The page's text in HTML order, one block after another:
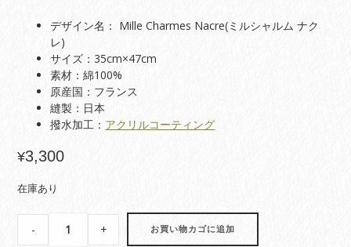
デザイン名： Mille Charmes Nacre(ミルシャルム ナク
レ)
サイズ：35cm×47cm
素材：綿100%
原産国：フランス
縫製：日本
撥水加工： アクリルコーティング
¥3,300
在庫あり
【コ
- + お買い物カゴに追加